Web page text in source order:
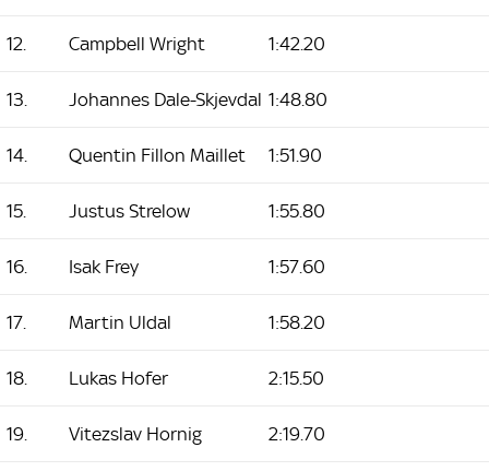
12. Campbell Wright 1:42.20
13. Johannes Dale-Skjevdal 1:48.80
14. Quentin Fillon Maillet 1:51.90
15. Justus Strelow 1:55.80
16. Isak Frey 1:57.60
17. Martin Uldal 1:58.20
18. Lukas Hofer 2:15.50
19. Vitezslav Hornig 2:19.70